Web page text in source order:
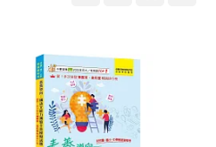
史考特．費茲傑羅(2)
坂本翔(2)
南方日報出版社(4)
吉林美術出版社(4)
價格
範圍